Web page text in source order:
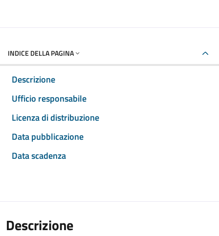
INDICE DELLA PAGINA
Descrizione
Ufficio responsabile
Licenza di distribuzione
Data pubblicazione
Data scadenza
Descrizione